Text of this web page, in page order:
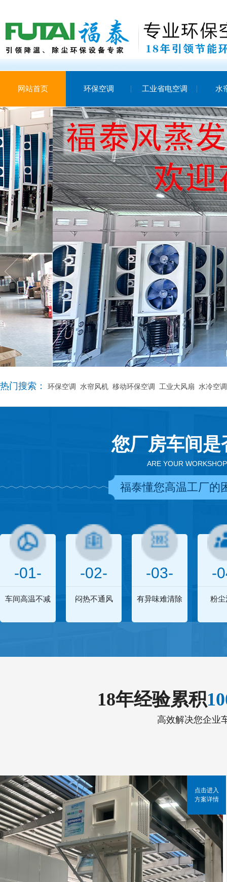
网站首页 环保空调 工业省电空调 水
热门搜索： 环保空调 水帘风机 移动环保空调 工业大风扇 水冷空
您厂房车间
ARE YOUR
福泰懂您高温工厂的
-01-
车间高温不减
-02-
闷热不通风
-03-
有异味难清除
-
粉尘
18年经验累积
高效解决您企业
点击进入
方案详情